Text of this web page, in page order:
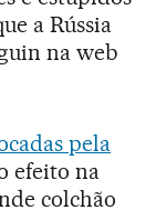
a Rússia
na web
pela
efeito na
colchão